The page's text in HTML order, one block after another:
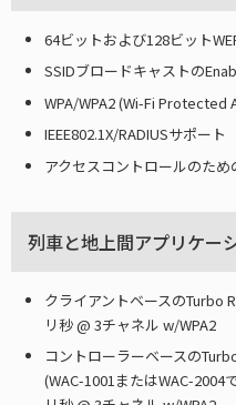
64ビットおよび128ビット
SSIDブロードキャストの
WPA/WPA2 (Wi-Fi Protected
IEEE802.1X/RADIUSサポート
アクセスコントロールのた
列車と地上間アプリケー
クライアントベースのTurbo
リ秒 @ 3チャネル w/WPA2
コントローラーベースの
(WAC-1001またはWAC-2004